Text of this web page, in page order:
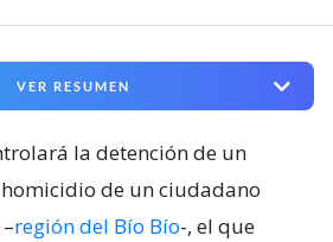
VER RESUMEN
la detención de un
de un ciudadano
–región del Bío Bío-, el que